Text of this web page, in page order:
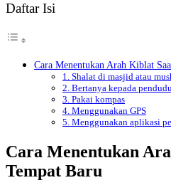
Daftar Isi
Cara Menentukan Arah Kiblat
1. Shalat di masjid atau
2. Bertanya kepada
3. Pakai kompas
4. Menggunakan GPS
5. Menggunakan aplikasi
Cara Menentukan
Tempat Baru